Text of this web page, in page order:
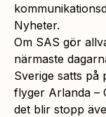
Nyheter.
Om SAS gör
närmaste
Sverige satts på
flyger Arlanda –
det blir stopp